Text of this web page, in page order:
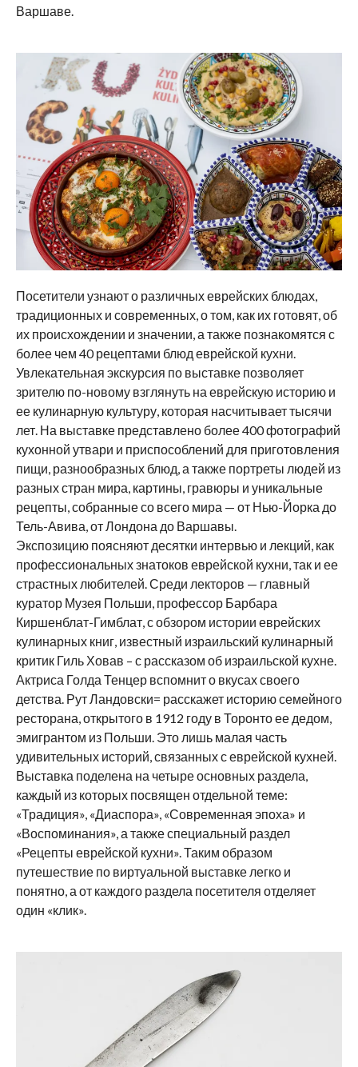
Варшаве.
Посетители узнают о различных еврейских блюдах,
традиционных и современных, о том, как их готовят, об
их происхождении и значении, а также познакомятся с
более чем 40 рецептами блюд еврейской кухни.
Увлекательная экскурсия по выставке позволяет
зрителю по-новому взглянуть на еврейскую историю и
ее кулинарную культуру, которая насчитывает тысячи
лет. На выставке представлено более 400 фотографий
кухонной утвари и приспособлений для приготовления
пищи, разнообразных блюд, а также портреты людей из
разных стран мира, картины, гравюры и уникальные
рецепты, собранные со всего мира — от Нью-Йорка до
Тель-Авива, от Лондона до Варшавы.
Экспозицию поясняют десятки интервью и лекций, как
профессиональных знатоков еврейской кухни, так и ее
страстных любителей. Среди лекторов — главный
куратор Музея Польши, профессор Барбара
Киршенблат-Гимблат, с обзором истории еврейских
кулинарных книг, известный израильский кулинарный
критик Гиль Ховав – с рассказом об израильской кухне.
Актриса Голда Тенцер вспомнит о вкусах своего
детства. Рут Ландовски= расскажет историю семейного
ресторана, открытого в 1912 году в Торонто ее дедом,
эмигрантом из Польши. Это лишь малая часть
удивительных историй, связанных с еврейской кухней.
Выставка поделена на четыре основных раздела,
каждый из которых посвящен отдельной теме:
«Традиция», «Диаспора», «Современная эпоха» и
«Воспоминания», а также специальный раздел
«Рецепты еврейской кухни». Таким образом
путешествие по виртуальной выставке легко и
понятно, а от каждого раздела посетителя отделяет
один «клик».